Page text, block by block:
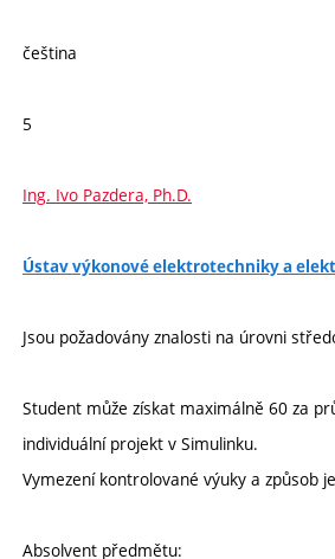
čeština
5
Ing. Ivo Pazdera, Ph.D.
Ústav výkonové elektrotechniky a
Jsou požadovány znalosti na úrovni
Student může získat maximálně 60 za
individuální projekt v Simulinku.
Vymezení kontrolované výuky a způsob
Absolvent předmětu: